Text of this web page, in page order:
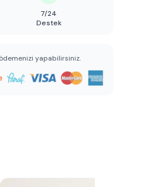
7/24
Destek
yapabilirsiniz.